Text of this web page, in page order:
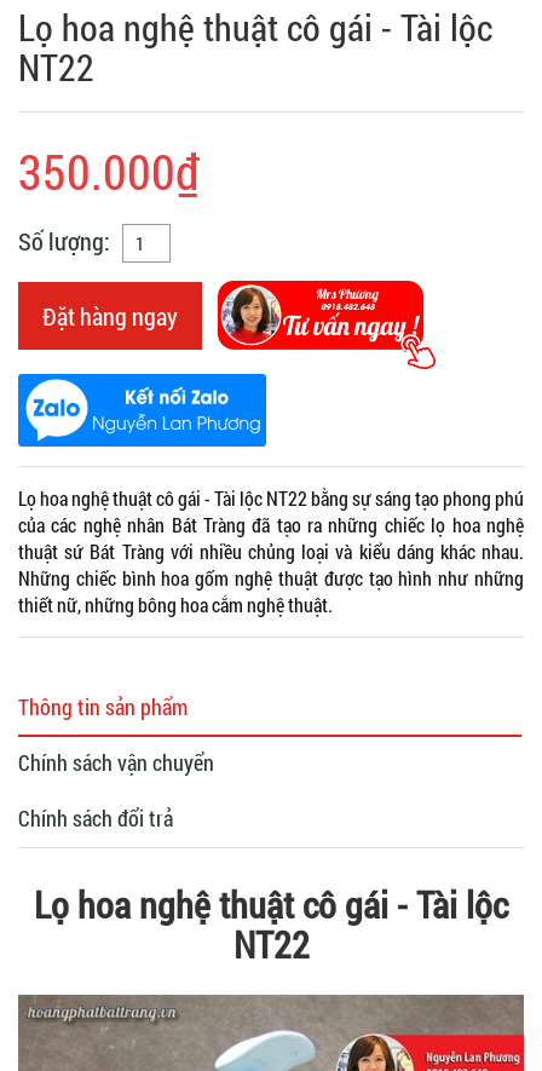
Lọ hoa nghệ thuật cô gái - Tài lộc
NT22
350.000₫
Số lượng:
Đặt hàng ngay
Lọ hoa nghệ thuật cô gái - Tài lộc NT22 bằng sự sáng tạo phong phú
của các nghệ nhân Bát Tràng đã tạo ra những chiếc lọ hoa nghệ
thuật sứ Bát Tràng với nhiều chủng loại và kiểu dáng khác nhau.
Những chiếc bình hoa gốm nghệ thuật được tạo hình như những
thiết nữ, những bông hoa cắm nghệ thuật.
Thông tin sản phẩm
Chính sách vận chuyển
Chính sách đổi trả
Lọ hoa nghệ thuật cô gái - Tài lộc
NT22